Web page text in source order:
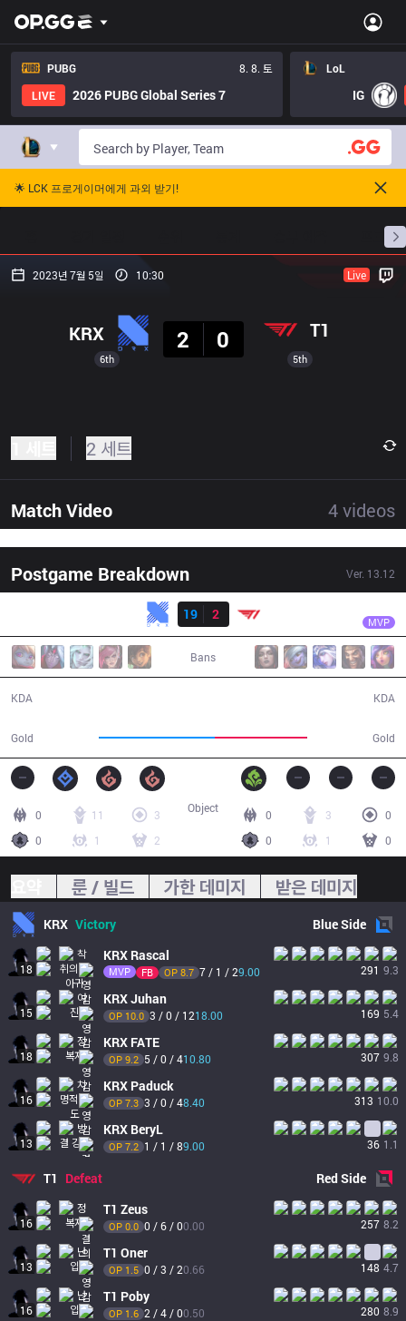
PUBG
8. 8. 토
LIVE
2026 PUBG Global Series 7
LoL
IG
🌟 LCK 프로게이머에게 과외 받기!
프로빌
2023년 7월 5일 10:30 Live
6th
KRX
2
0 T1
5th
2 세트
Match Video 4videos
Postgame Breakdown Ver. 13.12
19
2 MVP
Bans
KDA
Gold Gold
KDA
0 11
3
0
1 2
0 3
0
0
1 0
Object
룬 / 빌드 가한 데미지 받은 데미지
KRX Victory BlueSide
18
KRX Rascal
MVP FB OP 8.7 7 / 1 / 29.00 291 9.3
15
KRXJuhan
OP 10.0 3 / 0 / 1218.00 169 5.4
18
KRX FATE
OP 9.2 5 / 0 / 410.80 307 9.8
16
KRX Paduck
OP 7.3 3 / 0 / 48.40 313 10.0
13
KRX BeryL
OP 7.2 1 / 1 / 89.00 36 1.1
T1 Defeat RedSide
16
T1 Zeus
OP 0.0 0 / 6 / 00.00 257 8.2
13
T1 Oner
OP 1.5 0 / 3 / 20.66 148 4.7
16
T1 Poby
OP 1.6 2 / 4 / 00.50 280 8.9